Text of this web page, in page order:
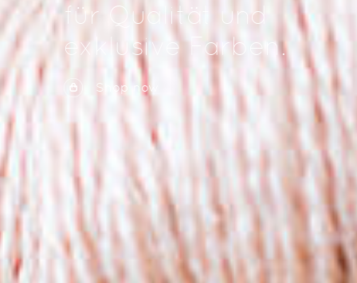
für Qualität und
exklusive Farben.
Shop now